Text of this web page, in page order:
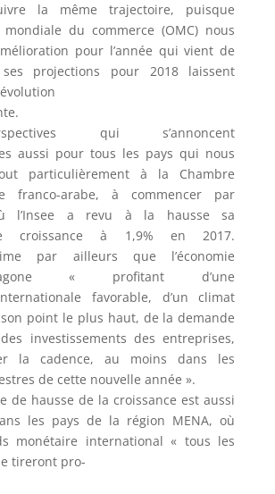
la même trajectoire, puisque
mondiale du commerce (OMC) nous
pour l’année qui vient de
ses projections pour 2018 laissent
qui s’annoncent
aussi pour tous les pays qui nous
particulièrement à la Chambre
franco-arabe, à commencer par
l’Insee a revu à la hausse sa
croissance à 1,9% en 2017.
par ailleurs que l’économie
« profitant d’une
favorable, d’un climat
point le plus haut, de la demande
investissements des entreprises,
la cadence, au moins dans les
de cette nouvelle année ».
de hausse de la croissance est aussi
les pays de la région MENA, où
monétaire international « tous les
tireront pro-